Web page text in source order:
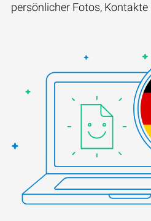
persönlicher Fotos,